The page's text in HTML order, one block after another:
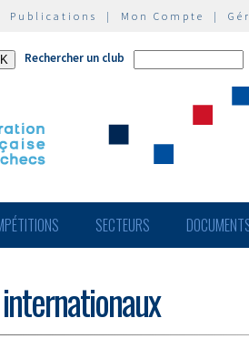
Publications | Mon Compte |
Rechercher un club
SECTEURS